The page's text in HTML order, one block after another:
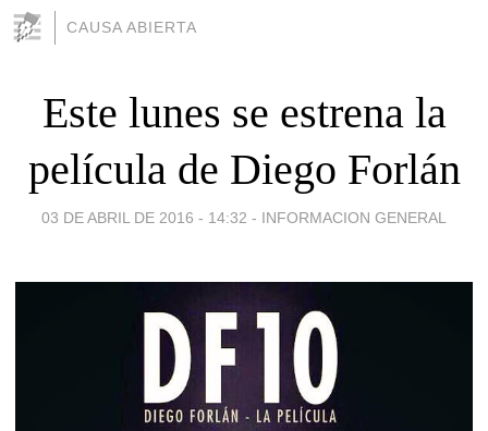
CAUSA ABIERTA
Este lunes se estrena la
película de Diego Forlán
03 DE ABRIL DE 2016 - 14:32 - INFORMACION GENERAL